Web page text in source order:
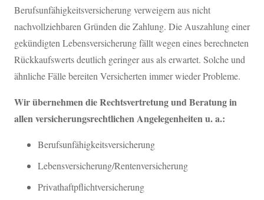
Berufsunfähigkeitsversicherung verweigern aus nicht
nachvollziehbaren Gründen die Zahlung. Die Auszahlung einer
gekündigten Lebensversicherung fällt wegen eines berechneten
Rückkaufswerts deutlich geringer aus als erwartet. Solche und
ähnliche Fälle bereiten Versicherten immer wieder Probleme.
Wir übernehmen die Rechtsvertretung und Beratung in
allen versicherungsrechtlichen Angelegenheiten u. a.:
Berufsunfähigkeitsversicherung
Lebensversicherung/Rentenversicherung
Privathaftpflichtversicherung